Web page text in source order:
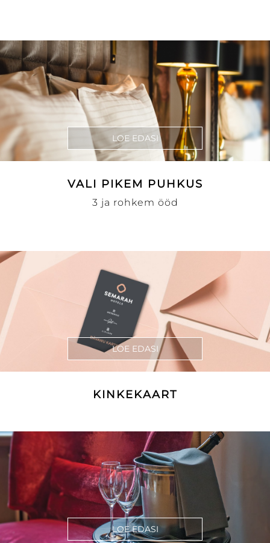
LOE EDASI
VALI PIKEM PUHKUS
3 ja rohkem ööd
LOE EDASI
KINKEKAART
LOE EDASI